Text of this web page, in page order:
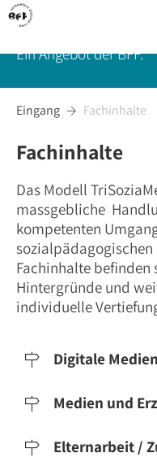
Medien- und
Ein Angebot der BFF.
Eingang  Fachinhalte
Fachinhalte
Das Modell
massgebliche
kompetenten
Fachinhalte
Hintergründe und
individuelle
 Digitale
 Medien und
 Elternarbeit /